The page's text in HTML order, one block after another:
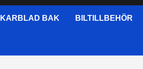
BAK BILTILLBEHÖR